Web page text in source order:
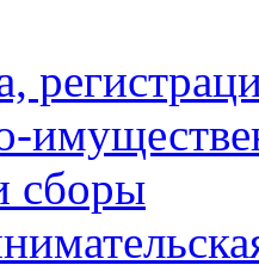
сборы